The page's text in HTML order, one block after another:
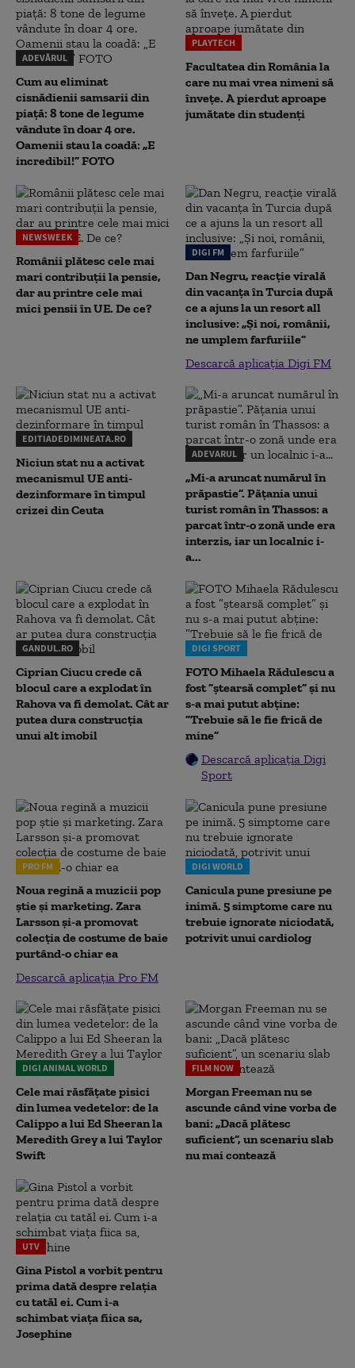
ADEVĂRUL
Cum au eliminat
cisnădienii samsarii din
piață: 8 tone de legume
vândute în doar 4 ore.
Oamenii stau la coadă: „E
incredibil!” FOTO
PLAYTECH
Facultatea din România la
care nu mai vrea nimeni să
înveţe. A pierdut aproape
jumătate din studenţi
NEWSWEEK
Românii plătesc cele mai
mari contribuții la pensie,
dar au printre cele mai
mici pensii în UE. De ce?
DIGI FM
Dan Negru, reacție virală
din vacanța în Turcia după
ce a ajuns la un resort all
inclusive: „Și noi, românii,
ne umplem farfuriile”
Descarcă aplicația Digi FM
EDITIADEDIMINEATA.RO
Niciun stat nu a activat
mecanismul UE anti-
dezinformare în timpul
crizei din Ceuta
ADEVARUL
„Mi-a aruncat numărul în
prăpastie”. Pățania unui
turist român în Thassos: a
parcat într-o zonă unde era
interzis, iar un localnic i-
a...
GANDUL.RO
Ciprian Ciucu crede că
blocul care a explodat în
Rahova va fi demolat. Cât ar
putea dura construcția
unui alt imobil
DIGI SPORT
FOTO Mihaela Rădulescu a
fost ”ștearsă complet” și nu
s-a mai putut abține:
”Trebuie să le fie frică de
mine”
Descarcă aplicația Digi
Sport
PRO FM
Noua regină a muzicii pop
știe și marketing. Zara
Larsson și-a promovat
colecția de costume de baie
purtând-o chiar ea
Descarcă aplicația Pro FM
DIGI WORLD
Canicula pune presiune pe
inimă. 5 simptome care nu
trebuie ignorate niciodată,
potrivit unui cardiolog
DIGI ANIMAL WORLD
Cele mai răsfățate pisici
din lumea vedetelor: de la
Calippo a lui Ed Sheeran la
Meredith Grey a lui Taylor
Swift
FILM NOW
Morgan Freeman nu se
ascunde când vine vorba de
bani: „Dacă plătesc
suficient”, un scenariu slab
nu mai contează
UTV
Gina Pistol a vorbit pentru
prima dată despre relația
cu tatăl ei. Cum i-a
schimbat viața fiica sa,
Josephine